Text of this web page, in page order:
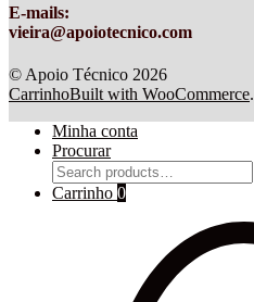
E-mails:
vieira@apoiotecnico.com
© Apoio Técnico 2026
CarrinhoBuilt with WooCommerce.
Minha conta
Procurar
Search
for:
Carrinho 0